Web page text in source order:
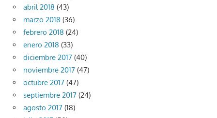
abril 2018 (43)
marzo 2018 (36)
febrero 2018 (24)
enero 2018 (33)
diciembre 2017 (40)
noviembre 2017 (47)
octubre 2017 (47)
septiembre 2017 (24)
agosto 2017 (18)